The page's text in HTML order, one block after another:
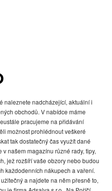
naleznete nadcházející, aktuální i
obchodů. V nabídce máme
pracujeme na přidávání
možnost prohlédnout veškeré
tak dostatečný čas využít dané
našem magazínu různé rady, tipy,
jež rozšíří vaše obzory nebo budou
každodenních nákupech a vaření.
a najdete na něm přesně to,